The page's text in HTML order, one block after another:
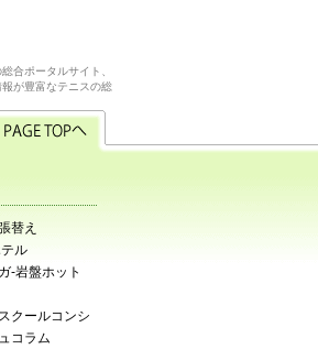
合ポータルサイト、
が豊富なテニスの総
替え
ル
-岩盤ホット
クールコンシ
コラム